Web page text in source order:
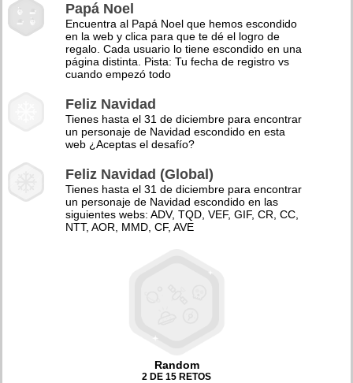
Papá Noel
Encuentra al Papá Noel que hemos escondido
en la web y clica para que te dé el logro de
regalo. Cada usuario lo tiene escondido en una
página distinta. Pista: Tu fecha de registro vs
cuando empezó todo
Feliz Navidad
Tienes hasta el 31 de diciembre para encontrar
un personaje de Navidad escondido en esta
web ¿Aceptas el desafío?
Feliz Navidad (Global)
Tienes hasta el 31 de diciembre para encontrar
un personaje de Navidad escondido en las
siguientes webs: ADV, TQD, VEF, GIF, CR, CC,
NTT, AOR, MMD, CF, AVE
Random
2 DE 15 RETOS